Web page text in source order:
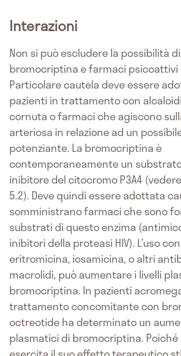
Interazioni
Non si può escludere la possibilità
bromocriptina e farmaci psicoattivi
Particolare cautela deve essere
pazienti in trattamento con
cornuta o farmaci che agiscono
arteriosa in relazione ad un
potenziante. La bromocriptina è
contemporaneamente un
inibitore del citocromo P3A4
5.2). Deve quindi essere adottata
somministrano farmaci che sono
substrati di questo enzima
inibitori della proteasi HIV). L’uso
eritromicina, iosamicina, o altri
macrolidi, può aumentare i livelli
bromocriptina. In pazienti
trattamento concomitante con
octreotide ha determinato un
plasmatici di bromocriptina. Poiché